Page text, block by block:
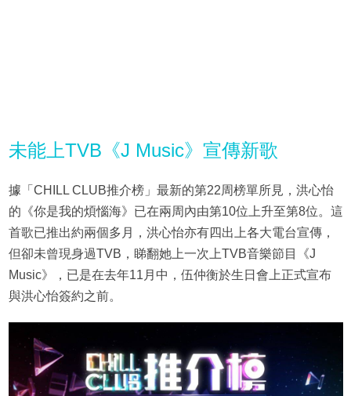
未能上TVB《J Music》宣傳新歌
據「CHILL CLUB推介榜」最新的第22周榜單所見，洪心怡
的《你是我的煩惱海》已在兩周內由第10位上升至第8位。這
首歌已推出約兩個多月，洪心怡亦有四出上各大電台宣傳，
但卻未曾現身過TVB，睇翻她上一次上TVB音樂節目《J
Music》，已是在去年11月中，伍仲衡於生日會上正式宣布
與洪心怡簽約之前。